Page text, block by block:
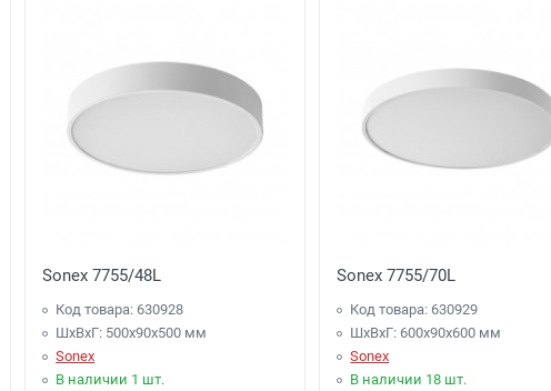
из офиса) заказ менее 3000 рублей. -
Обнинск, Балабаново - Бесплатно
(при заказе
Компании (для Регионов)Подробнее
Sonex 7755/48L
Код товара: 630928
ШхВхГ: 500x90x500 мм
Sonex
В наличии 1 шт.
Sonex 7755/70L
Код товара: 630929
ШхВхГ: 600x90x600 мм
Sonex
В наличии 18 шт.